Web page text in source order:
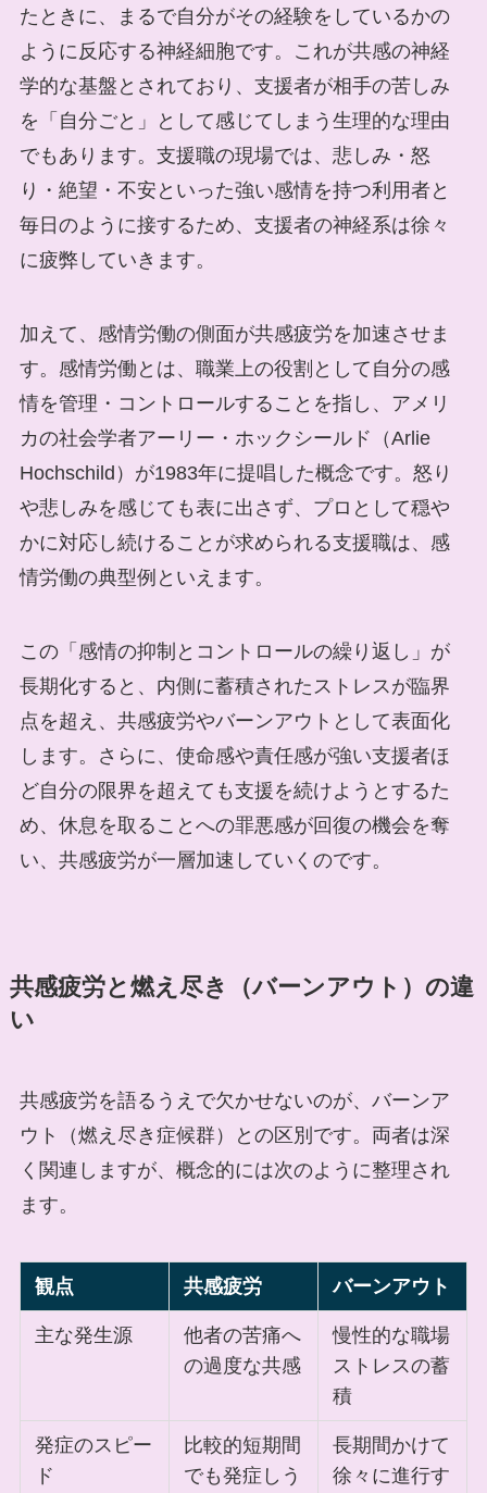
たときに、まるで自分がその経験をしているかの
ように反応する神経細胞です。これが共感の神経
学的な基盤とされており、支援者が相手の苦しみ
を「自分ごと」として感じてしまう生理的な理由
でもあります。支援職の現場では、悲しみ・怒
り・絶望・不安といった強い感情を持つ利用者と
毎日のように接するため、支援者の神経系は徐々
に疲弊していきます。
加えて、感情労働の側面が共感疲労を加速させま
す。感情労働とは、職業上の役割として自分の感
情を管理・コントロールすることを指し、アメリ
カの社会学者アーリー・ホックシールド（Arlie
Hochschild）が1983年に提唱した概念です。怒り
や悲しみを感じても表に出さず、プロとして穏や
かに対応し続けることが求められる支援職は、感
情労働の典型例といえます。
この「感情の抑制とコントロールの繰り返し」が
長期化すると、内側に蓄積されたストレスが臨界
点を超え、共感疲労やバーンアウトとして表面化
します。さらに、使命感や責任感が強い支援者ほ
ど自分の限界を超えても支援を続けようとするた
め、休息を取ることへの罪悪感が回復の機会を奪
い、共感疲労が一層加速していくのです。
共感疲労と燃え尽き（バーンアウト）の違
い
共感疲労を語るうえで欠かせないのが、バーンア
ウト（燃え尽き症候群）との区別です。両者は深
く関連しますが、概念的には次のように整理され
ます。
観点 共感疲労 バーンアウト
主な発生源
他者の苦痛へ
の過度な共感
慢性的な職場
ストレスの蓄
積
発症のスピー
ド
比較的短期間
でも発症しう
長期間かけて
徐々に進行す